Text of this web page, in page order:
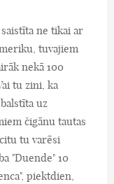
ne tikai ar
tuvajiem
nekā 100
tu zini, ka
uz
čigānu tautas
tu varēsi
"Duende" 10
piektdien,